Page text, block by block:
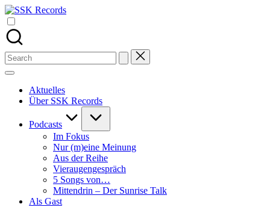
Skip
to
content
SSK
Alle
Podcasts
von
Stefan
Seefeldt
an
Search
for:
Aktuelles
Über SSK Records
Podcasts
Im Fokus
Nur (m)eine Meinung
Aus der Reihe
Vieraugengespräch
5 Songs von…
Mittendrin – Der Sunrise Talk
Als Gast